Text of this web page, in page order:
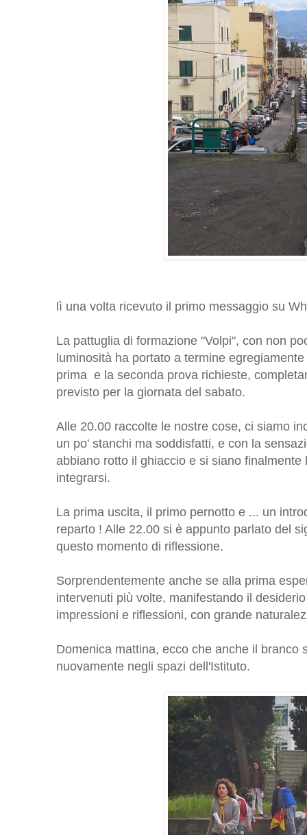
lì una volta ricevuto il primo messaggio su
La pattuglia di formazione "Volpi", con non
luminosità ha portato a termine
prima e la seconda prova richieste,
previsto per la giornata del sabato.
Alle 20.00 raccolte le nostre cose, ci siamo
un po' stanchi ma soddisfatti, e con la
abbiano rotto il ghiaccio e si siano
integrarsi.
La prima uscita, il primo pernotto e ... un
reparto ! Alle 22.00 si è appunto parlato del
questo momento di riflessione.
Sorprendentemente anche se alla prima
intervenuti più volte, manifestando il
impressioni e riflessioni, con grande
Domenica mattina, ecco che anche il branco
nuovamente negli spazi dell'Istituto.